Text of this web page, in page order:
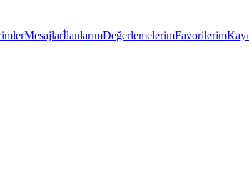
MesajlarİlanlarımDeğerlemelerimFavorilerim